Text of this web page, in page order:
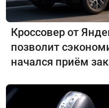
Кроссовер от
позволит
начался приём